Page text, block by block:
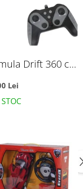
Drift 360 cu
35 cm, +6 ani
Lei